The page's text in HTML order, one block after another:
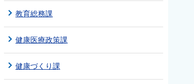
教育総務課
健康医療政策課
健康づくり課